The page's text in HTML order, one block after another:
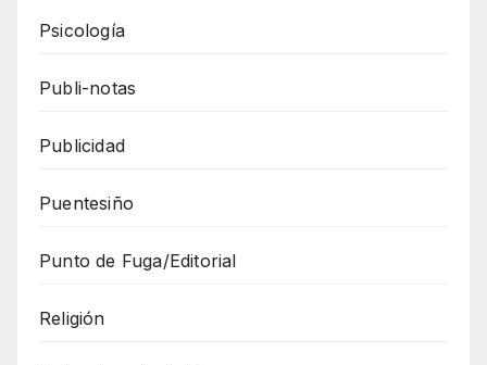
Psicología
Publi-notas
Publicidad
Puentesiño
Punto de Fuga/Editorial
Religión